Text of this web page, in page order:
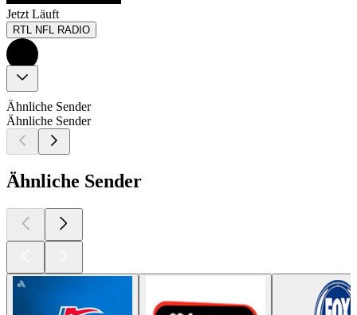
Jetzt Läuft
RTL NFL RADIO
Ähnliche Sender
Ähnliche Sender
Ähnliche Sender